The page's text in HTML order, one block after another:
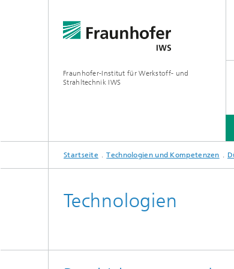
Fraunhofer-Institut für Werkstoff- und
Strahltechnik IWS
ÜBER UNS
BRANCHENLÖSUNGEN
ZUKUNFT UND INNOVATION
TECHNOLOGIEN UND KOMPETENZEN
Reaktive Multischichten
Startseite Technologien und Kompetenzen
Technologien